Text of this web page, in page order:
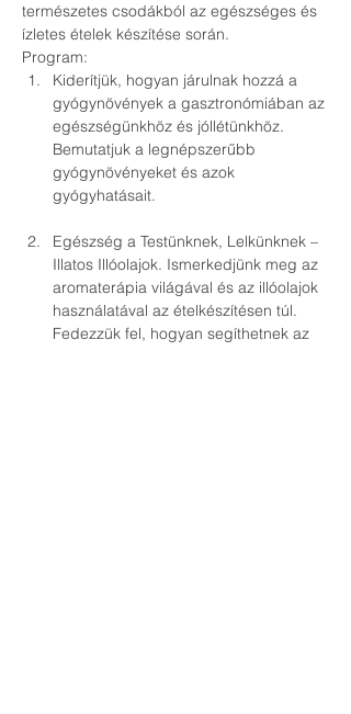
természetes csodákból az egészséges és
ízletes ételek készítése során.
Program:
Kiderítjük, hogyan járulnak hozzá a
gyógynövények a gasztronómiában az
egészségünkhöz és jóllétünkhöz.
Bemutatjuk a legnépszerűbb
gyógynövényeket és azok
Egészség a Testünknek, Lelkünknek –
Illatos Illóolajok. Ismerkedjünk meg az
aromaterápia világával és az illóolajok
használatával az ételkészítésen túl.
Fedezzük fel, hogyan segíthetnek az